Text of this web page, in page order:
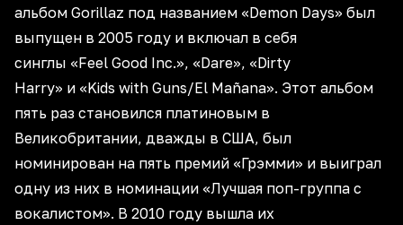
альбом Gorillaz под названием «Demon Days» был
выпущен в 2005 году и включал в себя
синглы «Feel Good Inc.», «Dare», «Dirty
Harry» и «Kids with Guns/El Mañana». Этот альбом
пять раз становился платиновым в
Великобритании, дважды в США, был
номинирован на пять премий «Грэмми» и выиграл
одну из них в номинации «Лучшая поп-группа с
вокалистом». В 2010 году вышла их